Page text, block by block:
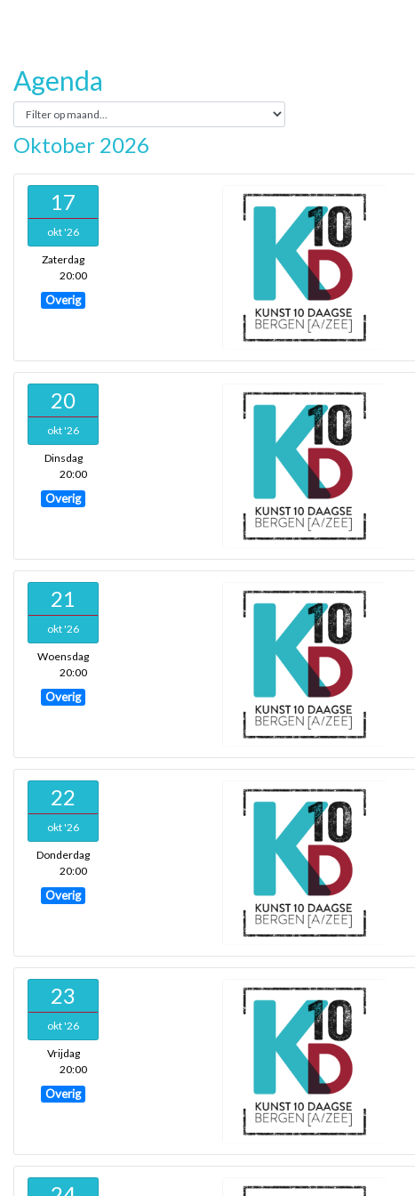
Agenda
Oktober 2026
17
okt '26
Zaterdag
20:00
Overig
20
okt '26
Dinsdag
20:00
Overig
21
okt '26
Woensdag
20:00
Overig
22
okt '26
Donderdag
20:00
Overig
23
okt '26
Vrijdag
20:00
Overig